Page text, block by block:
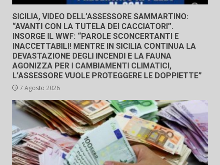
SICILIA, VIDEO DELL’ASSESSORE SAMMARTINO:
“AVANTI CON LA TUTELA DEI CACCIATORI”.
INSORGE IL WWF: “PAROLE SCONCERTANTI E
INACCETTABILI! MENTRE IN SICILIA CONTINUA LA
DEVASTAZIONE DEGLI INCENDI E LA FAUNA
AGONIZZA PER I CAMBIAMENTI CLIMATICI,
L’ASSESSORE VUOLE PROTEGGERE LE DOPPIETTE”
7 Agosto 2026